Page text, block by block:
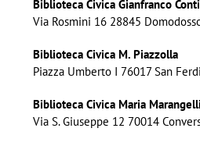
Biblioteca Civica Gianfranco
Via Rosmini 16 28845
Biblioteca Civica M. Piazzolla
Piazza Umberto I 76017 San
Biblioteca Civica Maria Marangelli
Via S. Giuseppe 12 70014